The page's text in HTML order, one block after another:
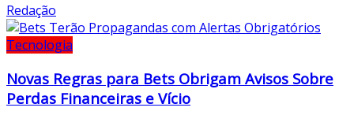
Redação
Tecnologia
Novas Regras para Bets Obrigam Avisos Sobre
Perdas Financeiras e Vício